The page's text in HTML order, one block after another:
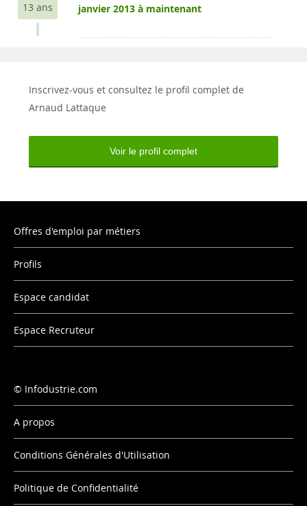
13 ans janvier 2013 à maintenant
Inscrivez-vous et consultez le profil complet de
Arnaud Lattaque
Voir le profil complet
Offres d'emploi par métiers
Profils
Espace candidat
Espace Recruteur
Infodustrie.com
A propos
Conditions Générales d'Utilisation
Politique de Confidentialité